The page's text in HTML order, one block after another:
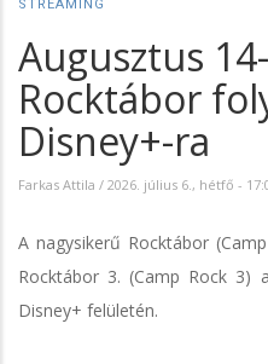
STREAMING
Augusztus
Rocktábor
Disney+-ra
Farkas Attila / 2026. július 6., hétfő -
A nagysikerű Rocktábor
Rocktábor 3. (Camp Rock 3)
Disney+ felületén.